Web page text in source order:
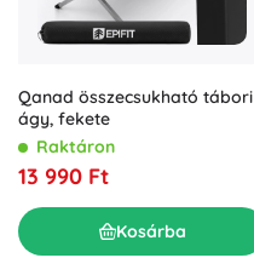
Qanad összecsukható tábori
ágy, fekete
Raktáron
13 990 Ft
Kosárba